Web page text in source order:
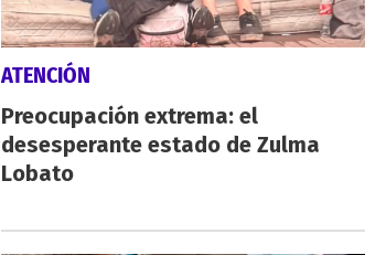
ATENCIÓN
Preocupación extrema: el
desesperante estado de Zulma
Lobato